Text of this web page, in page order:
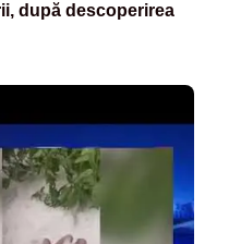
după descoperirea